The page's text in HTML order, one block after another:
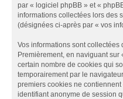
par « logiciel phpBB » et «
informations collectées lors des
(désignées ci-après par « vos
Vos informations sont
Premièrement, en naviguant
certain nombre de cookies qui
temporairement par le
premiers cookies ne
identifiant anonyme de session